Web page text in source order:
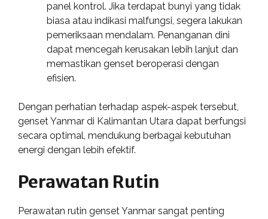
panel kontrol. Jika terdapat bunyi yang tidak
biasa atau indikasi malfungsi, segera lakukan
pemeriksaan mendalam. Penanganan dini
dapat mencegah kerusakan lebih lanjut dan
memastikan genset beroperasi dengan
efisien.
Dengan perhatian terhadap aspek-aspek tersebut,
genset Yanmar di Kalimantan Utara dapat berfungsi
secara optimal, mendukung berbagai kebutuhan
energi dengan lebih efektif.
Perawatan Rutin
Perawatan rutin genset Yanmar sangat penting